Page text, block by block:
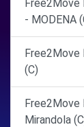
Free2Move
- MODENA
Free2Move
(C)
Free2Move
Mirandola